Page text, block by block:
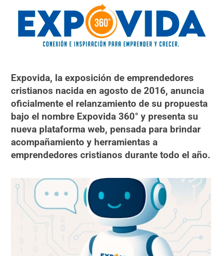
Expovida, la exposición de emprendedores
cristianos nacida en agosto de 2016, anuncia
oficialmente el relanzamiento de su propuesta
bajo el nombre Expovida 360° y presenta su
nueva plataforma web, pensada para brindar
acompañamiento y herramientas a
emprendedores cristianos durante todo el año.